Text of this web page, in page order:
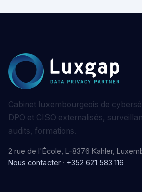
Cabinet luxembourgeois de
DPO et CISO externalisés,
audits, formations.
2 rue de l'École, L-8376 Kahler,
Nous contacter · +352 621 583 116